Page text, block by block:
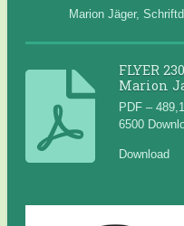
Marion Jäger,
FLYER
Marion
PDF –
6500
Download